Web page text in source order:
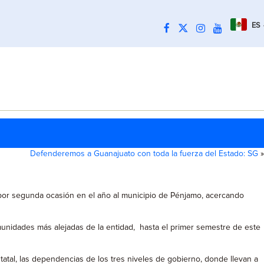
ES
Defenderemos a Guanajuato con toda la fuerza del Estado: SG »
segunda ocasión en el año al municipio de Pénjamo, acercando
más alejadas de la entidad, hasta el primer semestre de este
las dependencias de los tres niveles de gobierno, donde llevan a